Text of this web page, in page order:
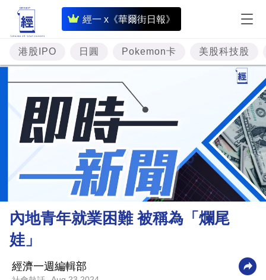
經一 x《華爾街日報》
即
時
財
經
專
題
投
資
樓
市
財
業
港股IPO 日圓 Pokemon卡 美股科技股
內地青年就業困難 被稱為「爛尾
娃」
經濟一週編輯部